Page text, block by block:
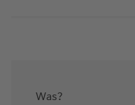
Was?